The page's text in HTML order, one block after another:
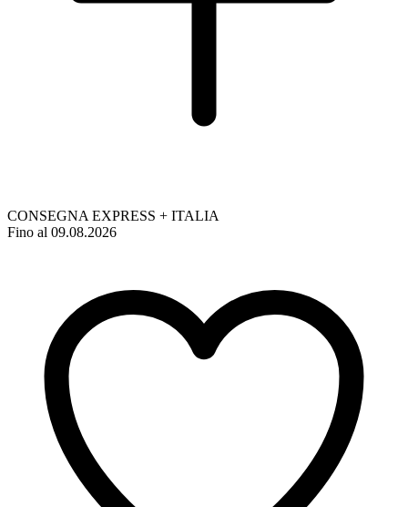
CONSEGNA EXPRESS + ITALIA
Fino al 09.08.2026